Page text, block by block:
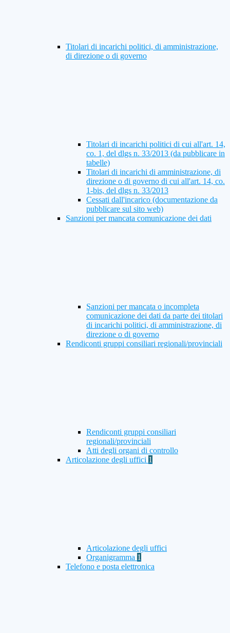
Titolari di incarichi politici, di amministrazione,
di direzione o di governo
Titolari di incarichi politici di cui all'art. 14,
co. 1, del dlgs n. 33/2013 (da pubblicare in
tabelle)
Titolari di incarichi di amministrazione, di
direzione o di governo di cui all'art. 14, co.
1-bis, del dlgs n. 33/2013
Cessati dall'incarico (documentazione da
pubblicare sul sito web)
Sanzioni per mancata comunicazione dei dati
Sanzioni per mancata o incompleta
comunicazione dei dati da parte dei titolari
di incarichi politici, di amministrazione, di
direzione o di governo
Rendiconti gruppi consiliari regionali/provinciali
Rendiconti gruppi consiliari
regionali/provinciali
Atti degli organi di controllo
Articolazione degli uffici 1
Articolazione degli uffici
Organigramma 1
Telefono e posta elettronica